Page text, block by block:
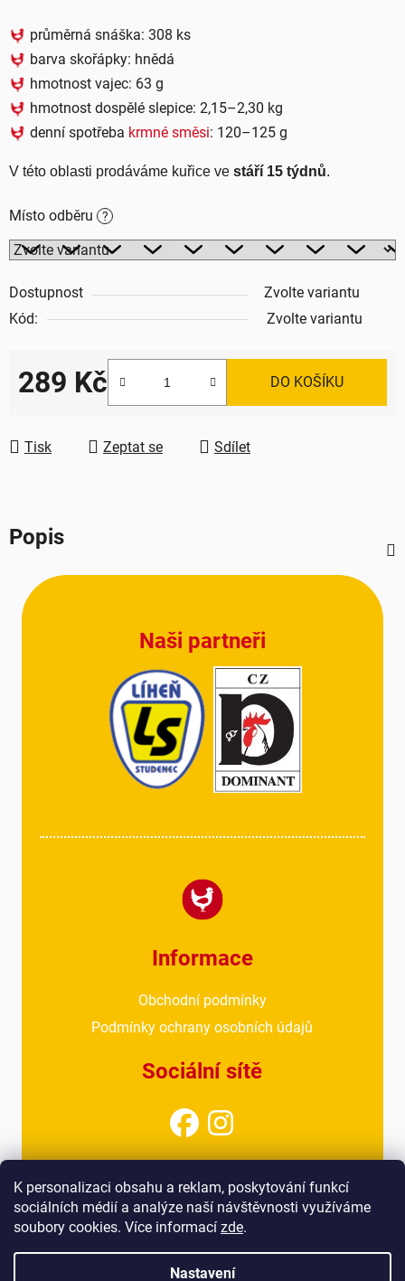
K personalizaci obsahu a reklam, poskytování funkcí
sociálních médií a analýze naší návštěvnosti využíváme
soubory cookies. Více informací zde.
Nastavení
průměrná snáška: 308 ks
barva skořápky: hnědá
hmotnost vajec: 63 g
hmotnost dospělé slepice: 2,15–2,30 kg
denní spotřeba krmné směsi: 120–125 g
V této oblasti prodáváme kuřice ve stáří 15 týdnů.
Místo odběru ?
Dostupnost
Zvolte variantu
Kód:
Zvolte variantu
289 Kč DO KOŠÍKU
Tisk Zeptat se Sdílet
Popis
Naši partneři
Informace
Obchodní podmínky
Podmínky ochrany osobních údajů
Sociální sítě
info@drubezarnahoresovice.cz